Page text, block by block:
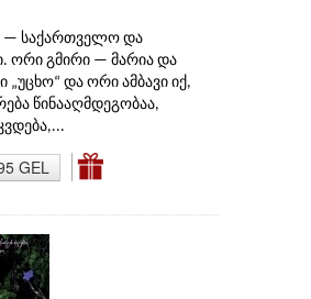
— საქართველო და
ორი გმირი — მარია და
და ორი ამბავი იქ,
წინააღმდეგობაა,
GEL